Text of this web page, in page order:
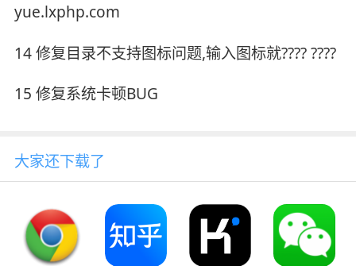
yue.lxphp.com
14 修复目录不支持图标问题,输入图标就???? ????
15 修复系统卡顿BUG
大家还下载了